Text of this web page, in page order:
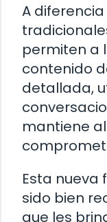
A
permiten a
contenido
detallada,
mantiene
Esta nueva
sido bien
que les